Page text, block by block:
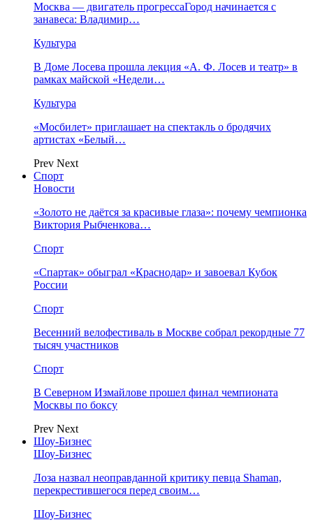
Москва — двигатель прогрессаГород начинается с
занавеса: Владимир…
Культура
В Доме Лосева прошла лекция «А. Ф. Лосев и театр» в
рамках майской «Недели…
Культура
«Мосбилет» приглашает на спектакль о бродячих
артистах «Белый…
Prev Next
Спорт
Новости
«Золото не даётся за красивые глаза»: почему чемпионка
Виктория Рыбченкова…
Спорт
«Спартак» обыграл «Краснодар» и завоевал Кубок
России
Спорт
Весенний велофестиваль в Москве собрал рекордные 77
тысяч участников
Спорт
В Северном Измайлове прошел финал чемпионата
Москвы по боксу
Prev Next
Шоу-Бизнес
Шоу-Бизнес
Лоза назвал неоправданной критику певца Shaman,
перекрестившегося перед своим…
Шоу-Бизнес